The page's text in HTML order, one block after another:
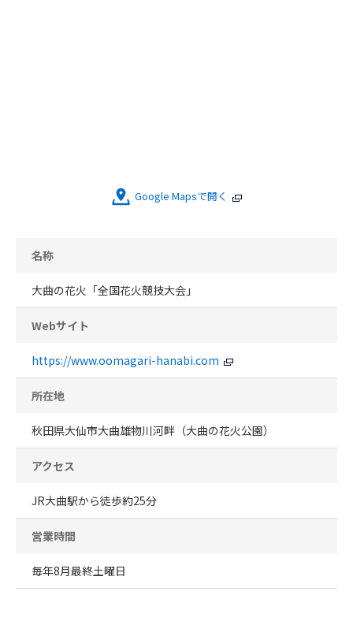
Google Mapsで開く
名称
大曲の花火「全国花火競技大会」
Webサイト
https://www.oomagari-hanabi.com
所在地
秋田県大仙市大曲雄物川河畔（大曲の花火公園）
アクセス
JR大曲駅から徒歩約25分
営業時間
毎年8月最終土曜日